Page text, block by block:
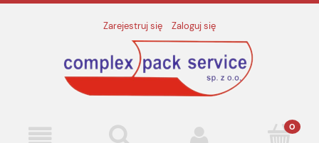
Zarejestruj się Zaloguj się